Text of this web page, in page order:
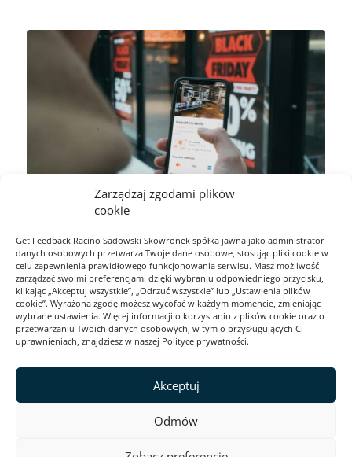
Zarządzaj zgodami plików
cookie
Get Feedback Racino Sadowski Skowronek spółka jawna jako administrator
danych osobowych przetwarza Twoje dane osobowe, stosując pliki cookie w
celu zapewnienia prawidłowego funkcjonowania serwisu. Masz możliwość
zarządzać swoimi preferencjami dzięki wybraniu odpowiedniego przycisku,
klikając „Akceptuj wszystkie”, „Odrzuć wszystkie” lub „Ustawienia plików
cookie”. Wyrażona zgodę możesz wycofać w każdym momencie, zmieniając
wybrane ustawienia. Więcej informacji o korzystaniu z plików cookie oraz o
przetwarzaniu Twoich danych osobowych, w tym o przysługujących Ci
uprawnieniach, znajdziesz w naszej Polityce prywatności.
Akceptuj
Odmów
E-commerce: Jak zebrać więcej
opinii od klientów w Black
Friday?
Black Friday i inne wydarzenia promocyjne, takie
jak Cyber Monday czy Black Weeks, to idealny
czas na zwiększenie sprzedaży, ale także
doskonała okazja do zbierania opinii klientów. W
tym artykule dowiesz się, jak skutecznie zbierać
feedback i wykorzystywać go do rozwoju